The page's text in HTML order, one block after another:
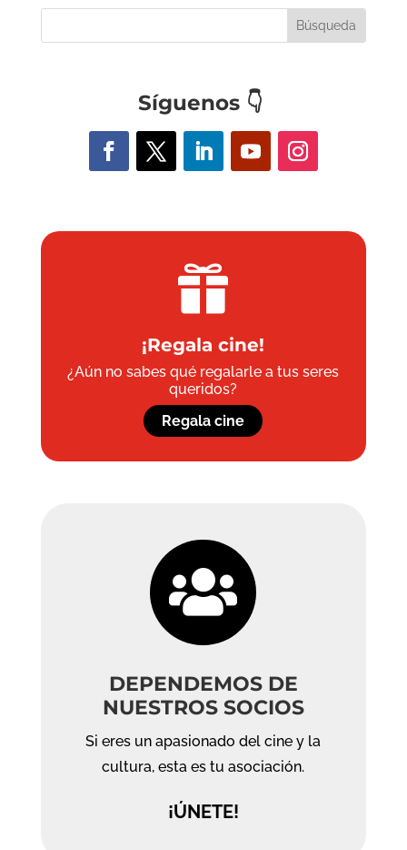
Síguenos 👇

¡Regala cine!
¿Aún no sabes qué regalarle a tus seres
queridos?
Regala cine

DEPENDEMOS DE
NUESTROS SOCIOS
Si eres un apasionado del cine y la
cultura, esta es tu asociación.
¡ÚNETE!